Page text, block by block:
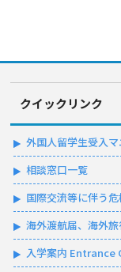
クイックリンク
外国人留学生受入
相談窓口一覧
国際交流等に伴う
海外渡航届、海外旅
入学案内 Entrance